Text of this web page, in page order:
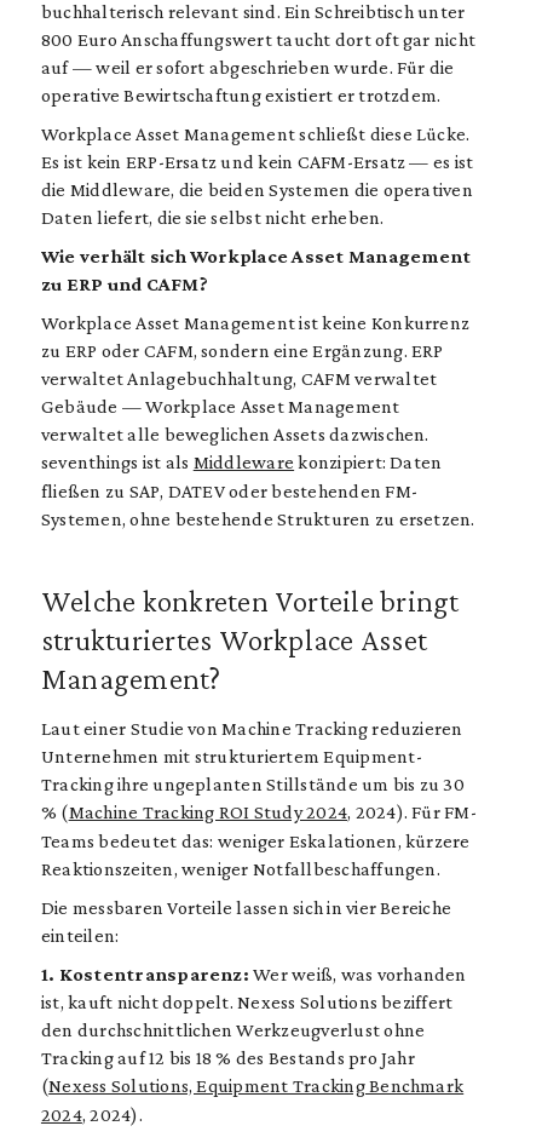
buchhalterisch relevant sind. Ein Schreibtisch unter
800 Euro Anschaffungswert taucht dort oft gar nicht
auf — weil er sofort abgeschrieben wurde. Für die
operative Bewirtschaftung existiert er trotzdem.
Workplace Asset Management schließt diese Lücke.
Es ist kein ERP-Ersatz und kein CAFM-Ersatz — es ist
die Middleware, die beiden Systemen die operativen
Daten liefert, die sie selbst nicht erheben.
Wie verhält sich Workplace Asset Management
zu ERP und CAFM?
Workplace Asset Management ist keine Konkurrenz
zu ERP oder CAFM, sondern eine Ergänzung. ERP
verwaltet Anlagebuchhaltung, CAFM verwaltet
Gebäude — Workplace Asset Management
verwaltet alle beweglichen Assets dazwischen.
seventhings ist als Middleware konzipiert: Daten
fließen zu SAP, DATEV oder bestehenden FM-
Systemen, ohne bestehende Strukturen zu ersetzen.
Welche konkreten Vorteile bringt
strukturiertes Workplace Asset
Management?
Laut einer Studie von Machine Tracking reduzieren
Unternehmen mit strukturiertem Equipment-
Tracking ihre ungeplanten Stillstände um bis zu 30
% (Machine Tracking ROI Study 2024, 2024). Für FM-
Teams bedeutet das: weniger Eskalationen, kürzere
Reaktionszeiten, weniger Notfallbeschaffungen.
Die messbaren Vorteile lassen sich in vier Bereiche
einteilen:
1. Kostentransparenz: Wer weiß, was vorhanden
ist, kauft nicht doppelt. Nexess Solutions beziffert
den durchschnittlichen Werkzeugverlust ohne
Tracking auf 12 bis 18 % des Bestands pro Jahr
(Nexess Solutions, Equipment Tracking Benchmark
2024, 2024).